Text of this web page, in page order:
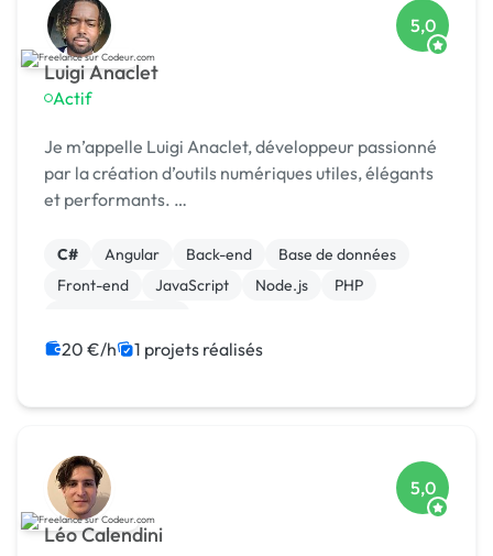
Luigi Anaclet
Actif
5,0
Je m’appelle Luigi Anaclet, développeur passionné
par la création d’outils numériques utiles, élégants
et performants. …
C# Angular Back-end
Base de données
Front-end
JavaScript Node.js
PHP
20 €/h 1 projets réalisés
Léo Calendini
5,0